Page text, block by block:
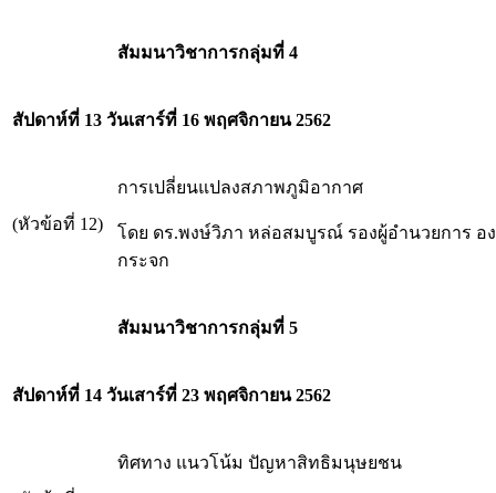
สัมมนาวิชาการกลุ่มที่ 4
สัปดาห์ที่ 13 วันเสาร์ที่ 16 พฤศจิกายน 2562
(หัวข้อที่ 12)
การเปลี่ยนแปลงสภาพภูมิอากาศ
โดย ดร.พงษ์วิภา หล่อสมบูรณ์ รองผู้อำนวยการ อ
กระจก
สัมมนาวิชาการกลุ่มที่ 5
สัปดาห์ที่ 14 วันเสาร์ที่ 23 พฤศจิกายน 2562
ทิศทาง แนวโน้ม ปัญหาสิทธิมนุษยชน